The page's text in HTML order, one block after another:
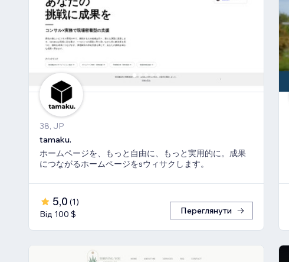
38, JP
tamaku.
ホームページを、もっと自由に、もっと実用的に。成果
につながるホームページをsウィサクします。
5,0 (1)
Від 100 $
Переглянути